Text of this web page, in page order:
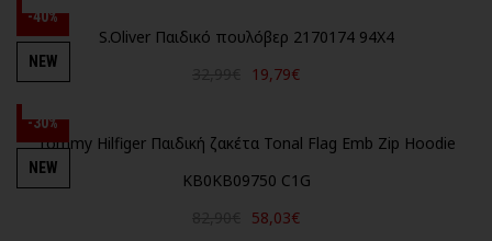
-40%
NEW
S.Oliver Παιδικό πουλόβερ 2170174 94X4
19,79€
-30%
NEW
Tommy Hilfiger Παιδική ζακέτα Tonal Flag Emb Zip Hoodie
KB0KB09750 C1G
58,03€